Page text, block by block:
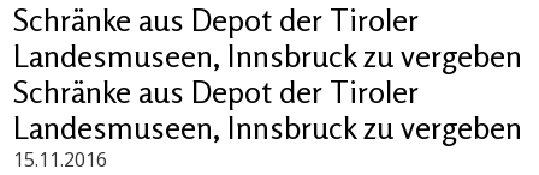
Schränke aus Depot der Tiroler
Landesmuseen, Innsbruck zu vergeben
Schränke aus Depot der Tiroler
Landesmuseen, Innsbruck zu vergeben
15.11.2016